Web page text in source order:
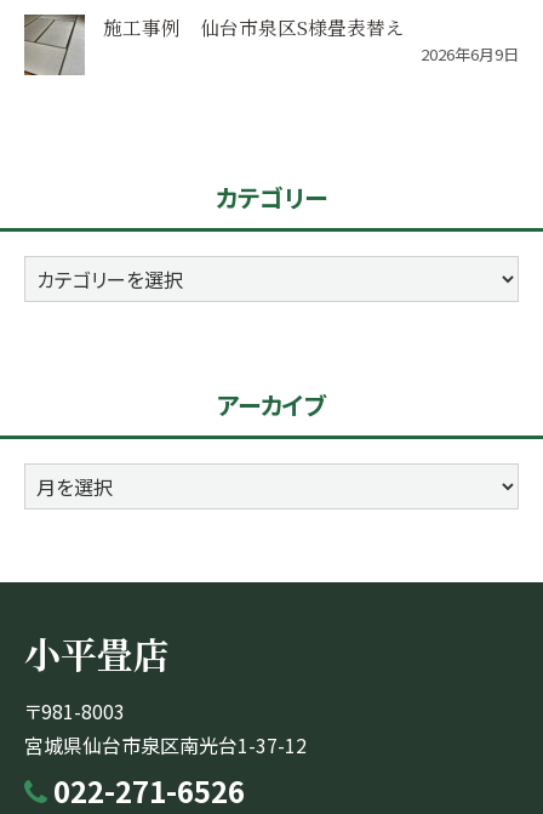
施工事例 仙台市泉区S様畳表替え
2026年6月9日
カテゴリー
カ
テ
アーカイブ
ア
ー
イ
小平畳店
〒981-8003
宮城県仙台市泉区南光台1-37-12
022-271-6526